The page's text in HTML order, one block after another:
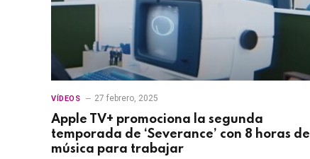
VÍDEOS 27 febrero, 2025
Apple TV+ promociona la segunda
temporada de ‘Severance’ con 8 horas de
música para trabajar